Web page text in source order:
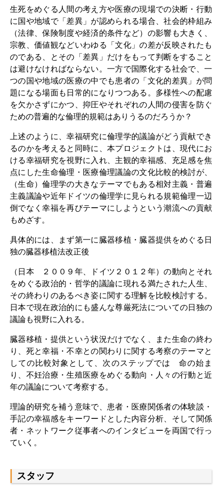
トランスリージョナル・ジャパ
ン
知識ラボ
知識生産と知識インフラ
その他のプロジェクト
元研究フォーカス
イベント
イベント概要
DIJ フォーラム
DIJ 研究会
レクチャーシリーズ
シンポジウム・会議
ワークショップ
その他のイベント
出版物
出版活動の概要
Contemporary Japan
ビデオ
DIJ モノグラフシリーズ
DIJ ワーキングペーパー
DIJ ニュースレター
ミスセラネアシリーズ
生死をめぐる人間の考え方や医療の現場での決断・行動
に国や地域で「差異」が認められる場合、社会的枠組み
（法律、保険制度や経済的条件など）の影響も大きく、
宗教、価値観などいわゆる「文化」の差が反映されたも
のである、とその「差異」だけをもって判断をすること
は避けなければならない。一方で国際化する社会で、一
つの国や地域の医療の中でも患者の「文化的差異」が問
題になる場面も日常的になりつつある。多様性への配慮
を欠かさずにかつ、抑圧やそれぞれの人間の侵害を防ぐ
ための普遍的な倫理的規範はありうるのだろうか？
上述のように、幸福研究に倫理学的議論がどう貢献でき
るのかを考えると同時に、本プロジェクトは、現代にお
ける幸福研究を視野に入れ、主観的幸福感、充足感を焦
点にした生命倫理・医療倫理議論の文化比較的検討が、
（生命）倫理学の大きなテーマでもある相対主義・普遍
主義議論や近年ドイツの倫理学に見られる規範倫理一辺
倒でなく幸福を再びテーマにしようという潮流への貢献
もめざす。
具体的には、まず第一に臓器移植・臓器提供をめぐる日
独の臓器移植法改正後
（日本 ２００９年、ドイツ２０１２年）の動向とそれ
をめぐる政治的・哲学的議論に現れる満たされた人生、
その終わりのあるべき姿に関する理解を比較検討する。
日本で現在政治的にも盛んな尊厳死法についての日独の
議論も視野に入れる。
臓器移植・提供という状況だけでなく、また生命の終わ
り、死と幸福・不幸との関わりに関する考察のテーマと
しての比較対象として、次のステップでは 命の始ま
り、不妊治療・生殖医療をめぐる動向・人々の行動と近
年の議論について考察する。
理論的研究を補う意味で、患者・医療関係者の体験談・
手記の幸福感をキーワードとした内容分析、そして関係
者・ネットワーク従事者へのインタビューを両国で行っ
ていく。
スタッフ